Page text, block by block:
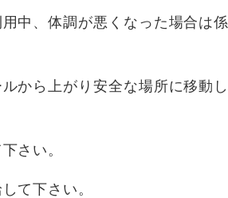
中、体調が悪くなった場合は係
から上がり安全な場所に移動し
さい。
て下さい。